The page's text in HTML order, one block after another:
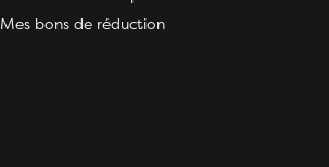
Mes bons de réduction